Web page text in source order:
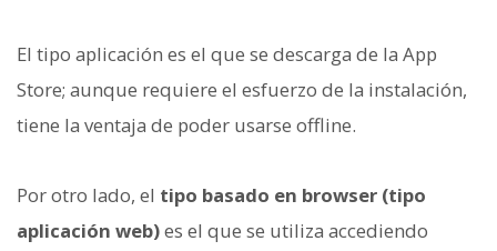
El tipo aplicación es el que se descarga de la App
Store; aunque requiere el esfuerzo de la instalación,
tiene la ventaja de poder usarse offline.
Por otro lado, el tipo basado en browser (tipo
aplicación web)es el que se utiliza accediendo